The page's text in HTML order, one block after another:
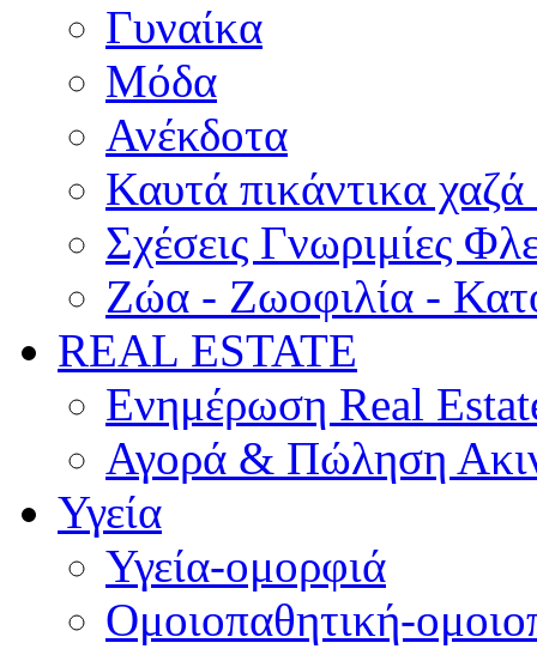
Γυναίκα
Μόδα
Ανέκδοτα
Καυτά πικάντικα χαζά
Σχέσεις Γνωριμίες
Ζώα - Ζωοφιλία -
REAL ESTATE
Ενημέρωση Real
Αγορά & Πώληση
Υγεία
Υγεία-ομορφιά
Ομοιοπαθητική-